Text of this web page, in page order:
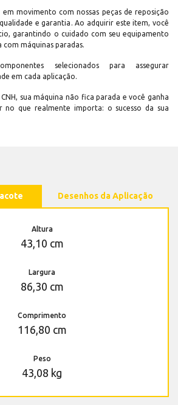
movimento com nossas peças de reposição
e garantia. Ao adquirir este item, você
garantindo o cuidado com seu equipamento
máquinas paradas.
selecionados para assegurar
em cada aplicação.
sua máquina não fica parada e você ganha
no que realmente importa: o sucesso da sua
Desenhos da Aplicação
Altura
43,10 cm
Largura
86,30 cm
Comprimento
116,80 cm
Peso
43,08 kg